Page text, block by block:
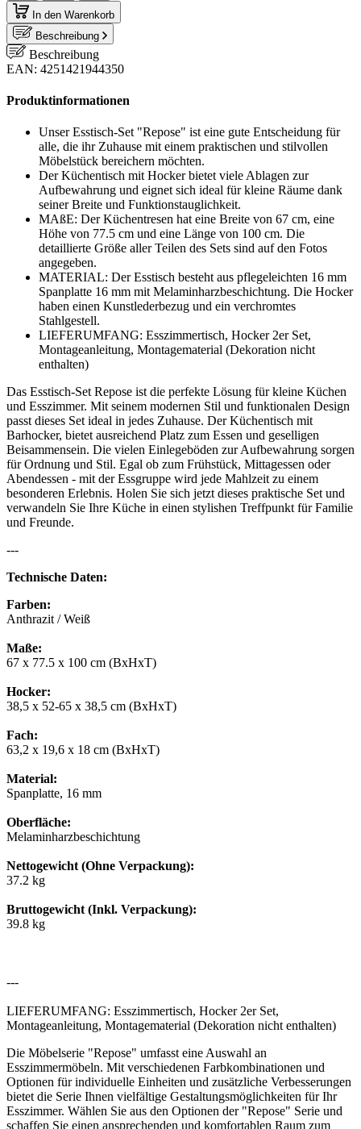
In den Warenkorb
Beschreibung
Beschreibung
EAN: 4251421944350
Produktinformationen
Unser Esstisch-Set "Repose" ist eine gute Entscheidung für
alle, die ihr Zuhause mit einem praktischen und stilvollen
Möbelstück bereichern möchten.
Der Küchentisch mit Hocker bietet viele Ablagen zur
Aufbewahrung und eignet sich ideal für kleine Räume dank
seiner Breite und Funktionstauglichkeit.
MAßE: Der Küchentresen hat eine Breite von 67 cm, eine
Höhe von 77.5 cm und eine Länge von 100 cm. Die
detaillierte Größe aller Teilen des Sets sind auf den Fotos
angegeben.
MATERIAL: Der Esstisch besteht aus pflegeleichten 16 mm
Spanplatte 16 mm mit Melaminharzbeschichtung. Die Hocker
haben einen Kunstlederbezug und ein verchromtes
Stahlgestell.
LIEFERUMFANG: Esszimmertisch, Hocker 2er Set,
Montageanleitung, Montagematerial (Dekoration nicht
enthalten)
Das Esstisch-Set Repose ist die perfekte Lösung für kleine Küchen
und Esszimmer. Mit seinem modernen Stil und funktionalen Design
passt dieses Set ideal in jedes Zuhause. Der Küchentisch mit
Barhocker, bietet ausreichend Platz zum Essen und geselligen
Beisammensein. Die vielen Einlegeböden zur Aufbewahrung sorgen
für Ordnung und Stil. Egal ob zum Frühstück, Mittagessen oder
Abendessen - mit der Essgruppe wird jede Mahlzeit zu einem
besonderen Erlebnis. Holen Sie sich jetzt dieses praktische Set und
verwandeln Sie Ihre Küche in einen stylishen Treffpunkt für Familie
und Freunde.
---
Technische Daten:
Farben:
Anthrazit / Weiß
Maße:
67 x 77.5 x 100 cm (BxHxT)
Hocker:
38,5 x 52-65 x 38,5 cm (BxHxT)
Fach:
63,2 x 19,6 x 18 cm (BxHxT)
Material:
Spanplatte, 16 mm
Oberfläche:
Melaminharzbeschichtung
Nettogewicht (Ohne Verpackung):
37.2 kg
Bruttogewicht (Inkl. Verpackung):
39.8 kg
---
LIEFERUMFANG: Esszimmertisch, Hocker 2er Set,
Montageanleitung, Montagematerial (Dekoration nicht enthalten)
Die Möbelserie "Repose" umfasst eine Auswahl an
Esszimmermöbeln. Mit verschiedenen Farbkombinationen und
Optionen für individuelle Einheiten und zusätzliche Verbesserungen
bietet die Serie Ihnen vielfältige Gestaltungsmöglichkeiten für Ihr
Esszimmer. Wählen Sie aus den Optionen der "Repose" Serie und
schaffen Sie einen ansprechenden und komfortablen Raum zum